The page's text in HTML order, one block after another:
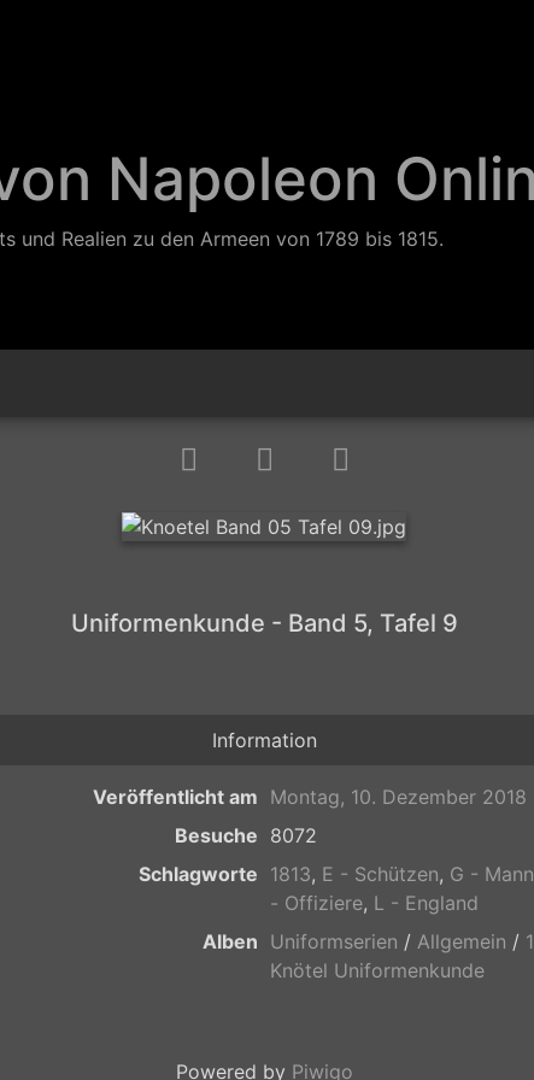
Napoleon
Realien zu den Armeen von 1789 bis 1815.
Uniformenkunde - Band 5, Tafel 9
Information
Veröffentlicht am Montag, 10. Dezember 2018
Besuche 8072
Schlagworte 1813, E - Schützen, G -
- Offiziere, L - England
Alben Uniformserien / Allgemein /
Knötel Uniformenkunde
Powered by Piwigo